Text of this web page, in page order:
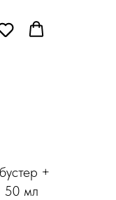
+
50 мл